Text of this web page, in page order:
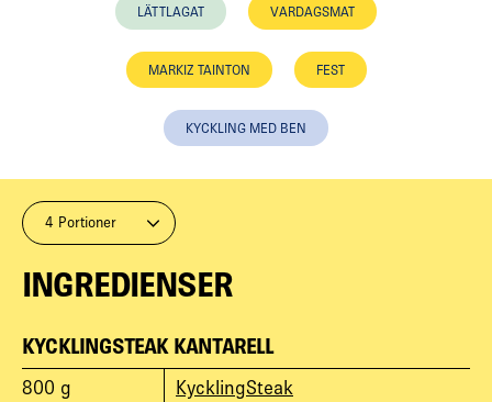
LÄTTLAGAT VARDAGSMAT
MARKIZ TAINTON FEST
KYCKLING MED BEN
4 Portioner
INGREDIENSER
KYCKLINGSTEAK KANTARELL
800 g
KycklingSteak